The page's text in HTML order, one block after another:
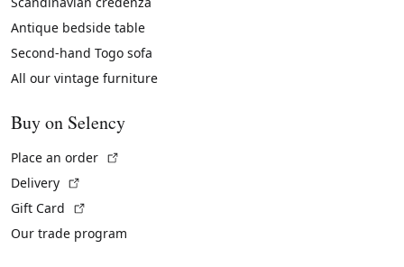
Antique bedside table
Second-hand Togo sofa
All our vintage furniture
Buy on Selency
Place an order
Delivery
Gift Card
Our trade program